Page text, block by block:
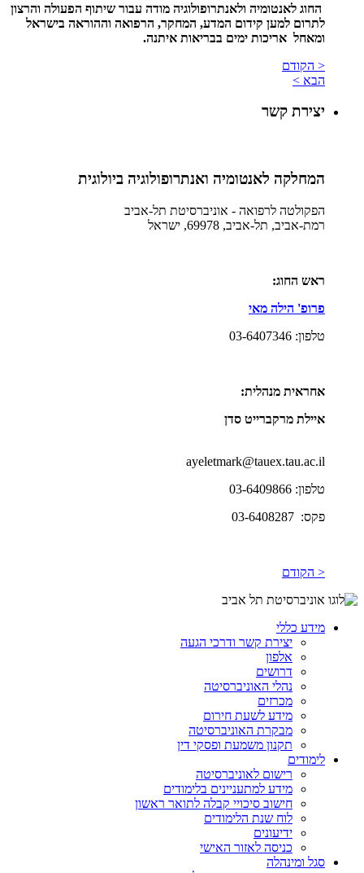
החוג לאנטומיה ולאנתרופולוגיה מודה עבור שיתוף הפעולה והרצון
לתרום למען קידום המדע, המחקר, הרפואה וההוראה בישראל
ומאחל אריכות ימים בבריאות איתנה.
< הקודם
הבא >
יצירת קשר
המחלקה לאנטומיה ואנתרופולוגיה ביולוגית
הפקולטה לרפואה - אוניברסיטת תל-אביב
רמת-אביב, תל-אביב, 69978, ישראל
ראש החוג:
פרופ' הילה מאי
טלפון: 03-6407346
אחראית מנהלית:
איילת מרקברייט סדן
ayeletmark@tauex.tau.ac.il
טלפון: 03-6409866
פקס: 03-6408287
< הקודם
מידע כללי
יצירת קשר ודרכי הגעה
אלפון
דרושים
נהלי האוניברסיטה
מכרזים
מידע לשעת חירום
מבקרת האוניברסיטה
תקנון משמעת ופסקי דין
לימודים
רישום לאוניברסיטה
מידע למתעניינים בלימודים
חישוב סיכויי קבלה לתואר ראשון
לוח שנת הלימודים
ידיעונים
כניסה לאזור האישי
סגל ומינהלה